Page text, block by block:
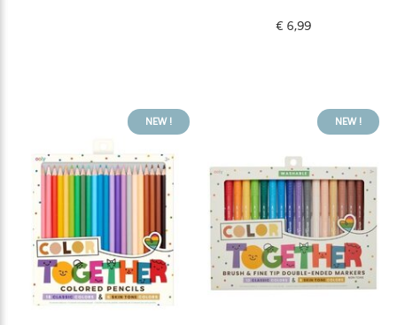
€ 6,99
NEW ! NEW !